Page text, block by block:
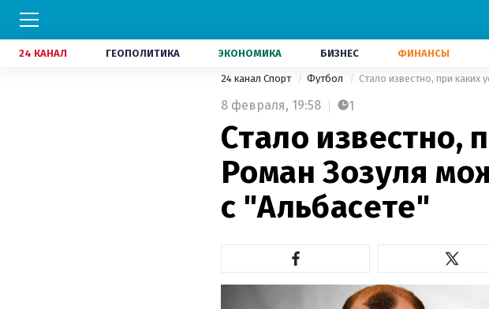
24 КАНАЛ ГЕОПОЛИТИКА ЭКОНОМИКА БИЗНЕС ФИНАНСЫ
24 канал Спорт Футбол Стало известно, при каких
8 февраля, 19:58 1
Стало известно,
Роман Зозуля
с "Альбасете"